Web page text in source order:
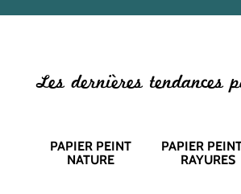
Les dernières tendances
PAPIER PEINT
NATURE
PAPIER
RAYURES